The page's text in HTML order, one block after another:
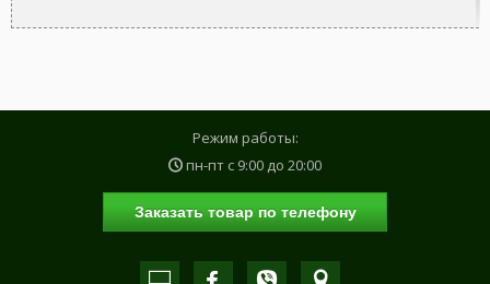
Режим работы:
пн-пт с 9:00 до 20:00
Заказать товар по телефону